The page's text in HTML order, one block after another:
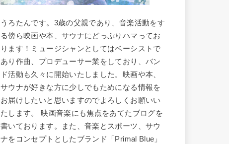
うろたんです。3歳の父親であり、音楽活動をす
る傍ら映画や本、サウナにどっぷりハマってお
ります！ミュージシャンとしてはベーシストで
あり作曲、プロデューサー業をしており、バン
ド活動も久々に開始いたしました。映画や本、
サウナが好きな方に少しでもためになる情報を
お届けしたいと思いますのでよろしくお願いい
たします。 映画音楽にも焦点をあてたブログを
書いております。また、音楽とスポーツ、サウ
ナをコンセプトとしたブランド「Primal Blue」